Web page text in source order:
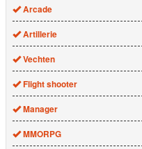
Arcade
Artillerie
Vechten
Flight shooter
Manager
MMORPG